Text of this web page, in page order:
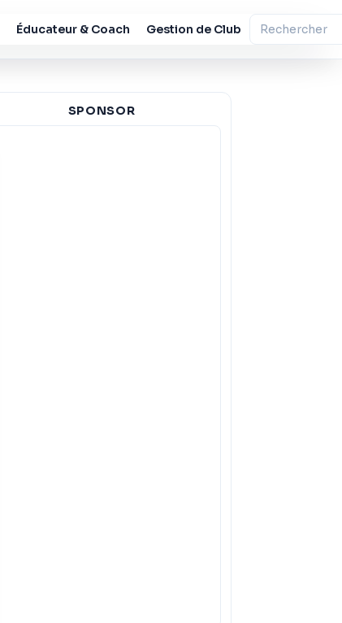
Éducateur & Coach Gestion de Club
SPONSOR